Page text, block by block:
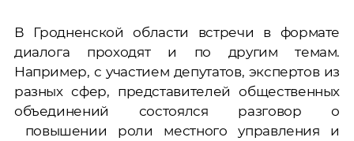
В Гродненской области встречи в формате
диалога проходят и по другим темам.
Например, с участием депутатов, экспертов из
разных сфер, представителей общественных
объединений состоялся разговор о
повышении роли местного управления и